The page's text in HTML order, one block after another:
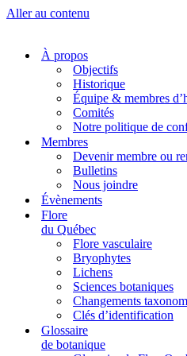
Aller au contenu
À propos
Objectifs
Historique
Équipe & membres
Comités
Notre politique de
Membres
Devenir membre ou
Bulletins
Nous joindre
Évènements
Flore
du Québec
Flore vasculaire
Bryophytes
Lichens
Sciences botaniques
Changements
Clés d’identification
Glossaire
de botanique